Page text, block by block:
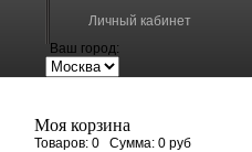
Личный кабинет
Ваш город:
Моя корзина
Товаров: 0 Сумма: 0 руб